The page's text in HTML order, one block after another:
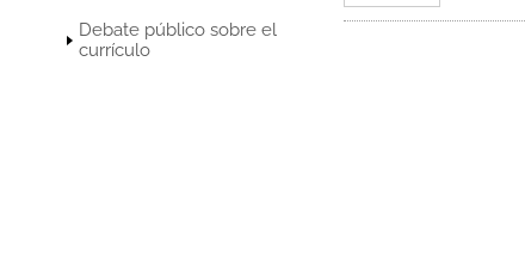
Debate público sobre el
currículo